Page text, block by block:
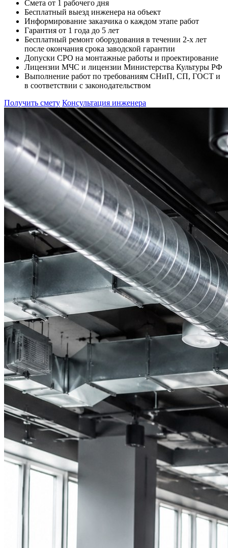
Смета от 1 рабочего дня
Бесплатный выезд инженера на объект
Информирование заказчика о каждом этапе работ
Гарантия от 1 года до 5 лет
Бесплатный ремонт оборудования в течении 2-х лет
после окончания срока заводской гарантии
Допуски СРО на монтажные работы и проектирование
Лицензии МЧС и лицензии Министерства Культуры РФ
Выполнение работ по требованиям СНиП, СП, ГОСТ и
в соответствии с законодательством
Получить смету Консультация инженера